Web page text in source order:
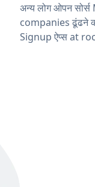
अन्य लोग ओपन
companies ढूंढने
Signup ऐप्स at